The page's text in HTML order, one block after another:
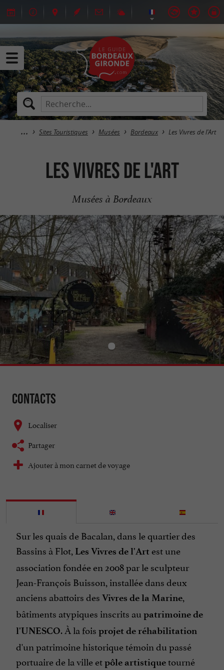
Sites Touristiques Musées Bordeaux Les Vivres de l'Art
Les Vivres de l'Art
Musées à Bordeaux
Contacts
Localiser
Partager
Ajouter à mon carnet de voyage
Sur les quais de Bacalan, dans le quartier des
Bassins à Flot, Les Vivres de l'Art est une
association fondée en 2008 par le sculpteur
Jean-François Buisson, installée dans deux
anciens abattoirs des Vivres de la Marine,
bâtiments atypiques inscrits au patrimoine de
l'UNESCO. À la fois projet de réhabilitation
d'un patrimoine historique témoin du passé
portuaire de la ville etpôle artistiquetourné